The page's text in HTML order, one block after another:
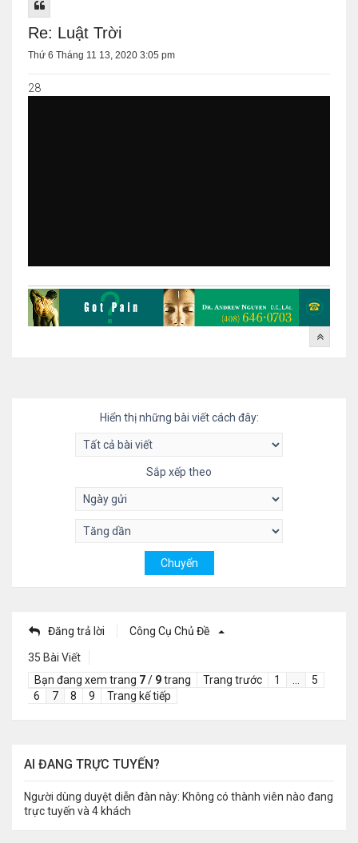
Re: Luật Trời
Thứ 6 Tháng 11 13, 2020 3:05 pm
28
Hiển thị những bài viết cách đây:
Sắp xếp theo
Đăng trả lời Công Cụ Chủ Đề
35 Bài Viết
Bạn đang xem trang 7/ 9trang Trang trước 1
5
6
7 8 9 Trang kế tiếp
AI ĐANG TRỰC TUYẾN?
Người dùng duyệt diễn đàn này: Không có thành viên nào đang
trực tuyến và 4 khách